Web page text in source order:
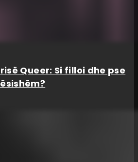
Queer: Si filloi dhe pse